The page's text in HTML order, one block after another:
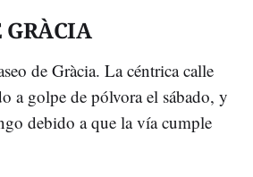
GRÀCIA
de Gràcia. La céntrica calle
a golpe de pólvora el sábado, y
debido a que la vía cumple